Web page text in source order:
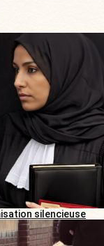
silencieuse